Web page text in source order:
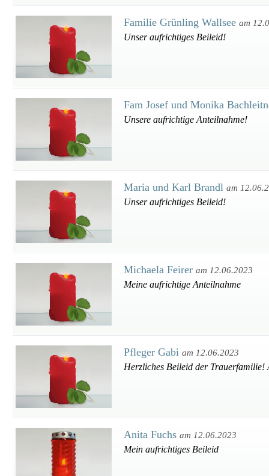
Familie Grünling Wallsee am
Unser aufrichtiges Beileid!
Fam Josef und Monika
Unsere aufrichtige Anteilnahme!
Maria und Karl Brandl am
Unser aufrichtiges Beileid!
Michaela Feirer am 12.06.2023
Meine aufrichtige Anteilnahme
Pfleger Gabi am 12.06.2023
Herzliches Beileid der
Anita Fuchs am 12.06.2023
Mein aufrichtiges Beileid